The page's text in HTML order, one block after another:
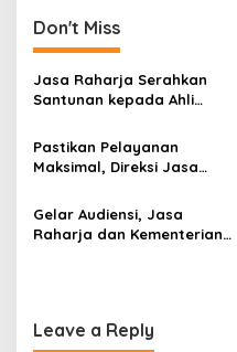
Don't Miss
Jasa Raharja Serahkan
Santunan kepada Ahli
KM Mutiara Sentosa II
Pastikan Pelayanan
Maksimal, Direksi Jasa
Kebakaran KM Mutiara
Sentosa II
Gelar Audiensi, Jasa
Raharja dan Kementerian
Leave a Reply